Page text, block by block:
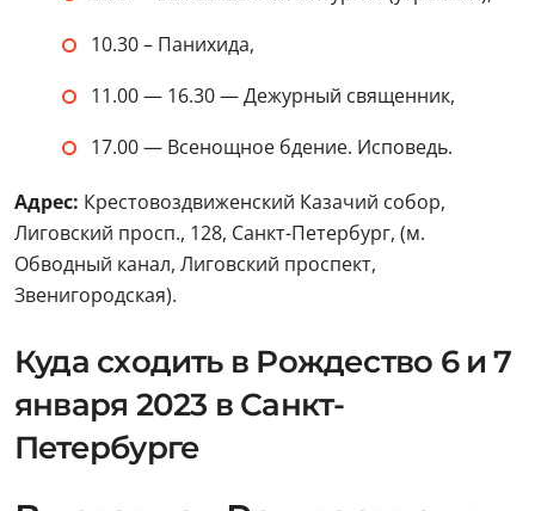
10.30 – Панихида,
11.00 — 16.30 — Дежурный священник,
17.00 — Всенощное бдение. Исповедь.
Адрес: Крестовоздвиженский Казачий собор,
Лиговский просп., 128, Санкт-Петербург, (м.
Обводный канал, Лиговский проспект,
Звенигородская).
Куда сходить в Рождество 6 и 7
января 2023 в Санкт-
Петербурге